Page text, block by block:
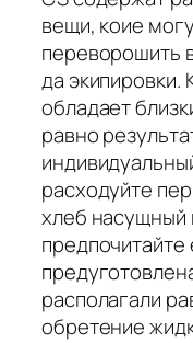
вещи, коие
переворошить
да
обладает
равно
расходуйте
хлеб насущный
располагали
обретение